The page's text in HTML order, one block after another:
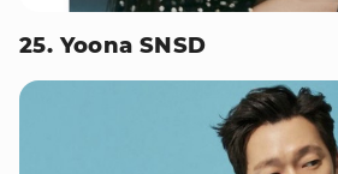
25. Yoona SNSD